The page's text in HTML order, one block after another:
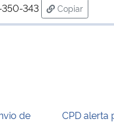
343
Copiar
para área
de
CPD alerta